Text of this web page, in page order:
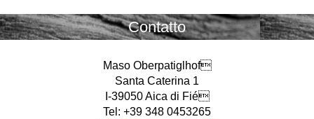
Contatto
Maso Oberpatiglhof
Santa Caterina 1
I-39050 Aica di Fié
Tel: +39 348 0453265